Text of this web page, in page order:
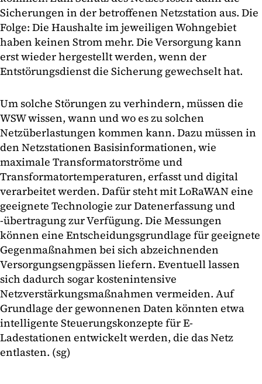
Sicherungen in der betroffenen Netzstation aus. Die
Folge: Die Haushalte im jeweiligen Wohngebiet
haben keinen Strom mehr. Die Versorgung kann
erst wieder hergestellt werden, wenn der
Entstörungsdienst die Sicherung gewechselt hat.
Um solche Störungen zu verhindern, müssen die
WSW wissen, wann und wo es zu solchen
Netzüberlastungen kommen kann. Dazu müssen in
den Netzstationen Basisinformationen, wie
maximale Transformatorströme und
Transformatortemperaturen, erfasst und digital
verarbeitet werden. Dafür steht mit LoRaWAN eine
geeignete Technologie zur Datenerfassung und
-übertragung zur Verfügung. Die Messungen
können eine Entscheidungsgrundlage für geeignete
Gegenmaßnahmen bei sich abzeichnenden
Versorgungsengpässen liefern. Eventuell lassen
sich dadurch sogar kostenintensive
Netzverstärkungsmaßnahmen vermeiden. Auf
Grundlage der gewonnenen Daten könnten etwa
intelligente Steuerungskonzepte für E-
Ladestationen entwickelt werden, die das Netz
entlasten. (sg)